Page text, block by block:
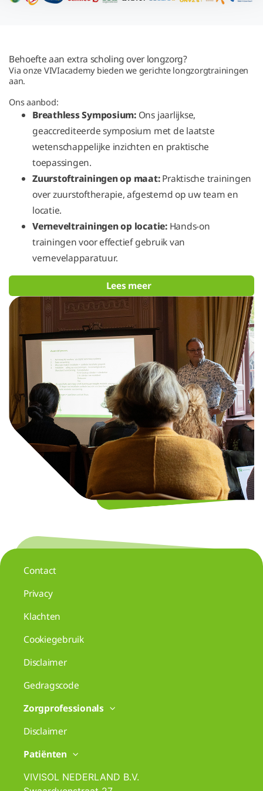
Behoefte aan extra scholing over longzorg?
Via onze VIVIacademy bieden we gerichte longzorgtrainingen
aan.
Ons aanbod:
Breathless Symposium:Ons jaarlijkse,
geaccrediteerde symposium met de laatste
wetenschappelijke inzichten en praktische
toepassingen.
Zuurstoftrainingen op maat:Praktische trainingen
over zuurstoftherapie, afgestemd op uw team en
locatie.
Verneveltrainingen op locatie:Hands-on
trainingen voor effectief gebruik van
vernevelapparatuur.
Lees meer
Contact
Privacy
Klachten
Cookiegebruik
Disclaimer
Gedragscode
Zorgprofessionals
Disclaimer
Patiënten
VIVISOL NEDERLAND B.V.